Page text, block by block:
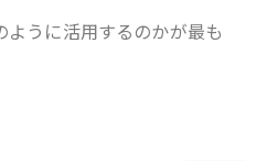
うに活用するのかが最も